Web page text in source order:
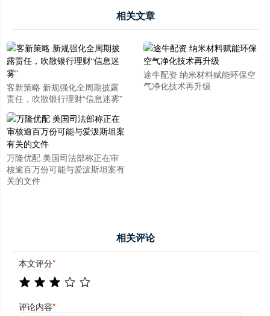
相关文章
客新策略 新规强化全周期披露
责任，吹散银行理财“信息迷雾”
途牛配资 纳米材料赋能环保空
气净化技术再升级
万隆优配 美国司法部称正在审
核逾百万份可能与爱泼斯坦案有
关的文件
相关评论
本文评分*
评论内容*